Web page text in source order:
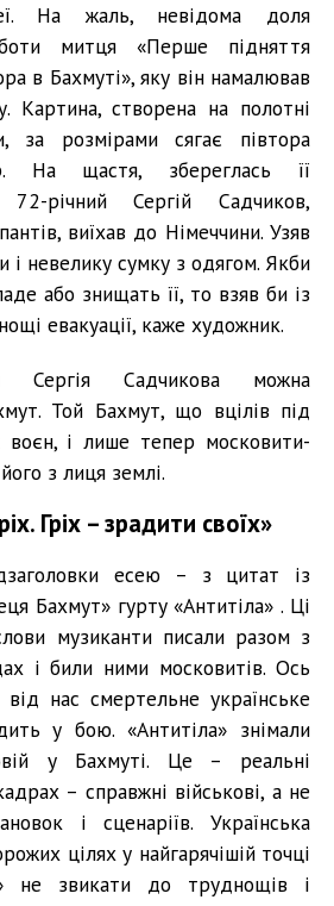
На жаль, невідома доля
митця «Перше підняття
в Бахмуті», яку він намалював
Картина, створена на полотні
за розмірами сягає півтора
На щастя, збереглась її
72-річний Сергій Садчиков,
виїхав до Німеччини. Узяв
і невелику сумку з одягом. Якби
або знищать її, то взяв би із
евакуації, каже художник.
Сергія Садчикова можна
Той Бахмут, що вцілів під
воєн, і лише тепер московити-
з лиця землі.
Гріх – зрадити своїх»
есею – з цитат із
Бахмут» гурту «Антитіла» . Ці
музиканти писали разом з
і били ними московитів. Ось
нас смертельне українське
у бою. «Антитіла» знімали
у Бахмуті. Це – реальні
– справжні військові, а не
і сценаріїв. Українська
цілях у найгарячішій точці
не звикати до труднощів і